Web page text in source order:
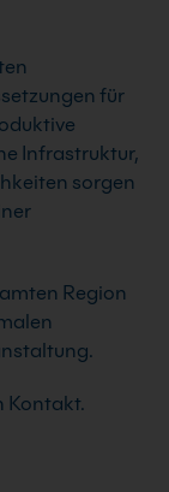
für
Infrastruktur,
sorgen
Region
Kontakt.